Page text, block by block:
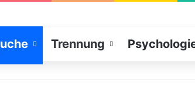
Trennung